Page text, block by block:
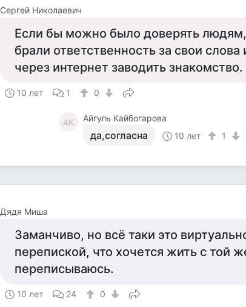
Сергей Николаевич
Если бы можно было доверять
брали ответственность за свои
через интернет заводить знакомство.
10 лет 1 0
АК Айгуль Кайбогарова
да,согласна 10 лет 1
Дядя Миша
Заманчиво, но всё таки это
перепиской, что хочется жить с той
переписываюсь.
10 лет 24 0